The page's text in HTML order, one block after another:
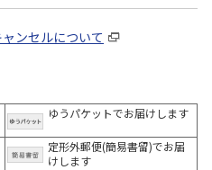
ンセルについて
ゆうパケットでお届けします
定形外郵便(簡易書留)でお届
けします